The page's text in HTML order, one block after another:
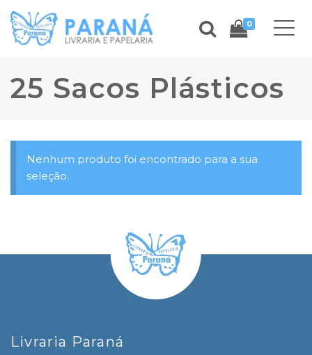
0
25 Sacos Plásticos
Nenhum produto foi encontrado para a sua
seleção.
Livraria Paraná